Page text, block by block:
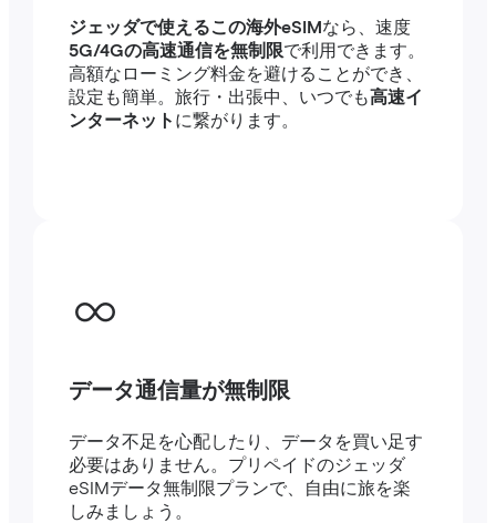
ジェッダで使えるこの海外eSIM なら、速度
5G/4Gの高速通信を無制限で利用できます。
高額なローミング料金を避けることができ、
設定も簡単。旅行・出張中、いつでも高速イ
ンターネット に繋がります。
データ通信量が無制限
データ不足を心配したり、データを買い足す
必要はありません。プリペイドのジェッダ
eSIMデータ無制限プランで、自由に旅を楽
しみましょう。